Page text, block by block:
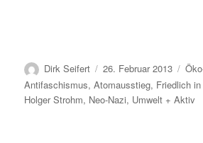
Autor
Dirk Seifert
Veröffentlicht
am
26. Februar 2013
Antifaschismus,Atomausstieg, Friedlich
Holger Strohm, Neo-Nazi, Umwelt + Aktiv